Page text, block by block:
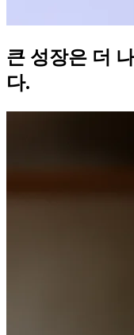
큰 성장은 더
다.